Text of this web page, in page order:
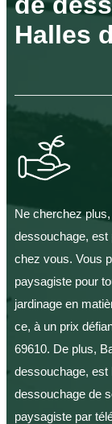
Halles
Ne cherchez
dessouchage, est
chez vous. Vous
paysagiste pour
jardinage en
ce, à un prix
69610. De plus,
dessouchage, est
dessouchage de
paysagiste par